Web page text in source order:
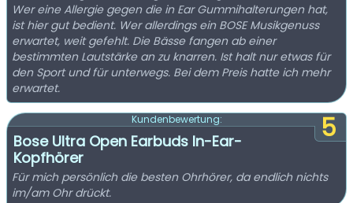
Wer eine Allergie gegen die in Ear Gummihalterungen hat,
ist hier gut bedient. Wer allerdings ein BOSE Musikgenuss
erwartet, weit gefehlt. Die Bässe fangen ab einer
bestimmten Lautstärke an zu knarren. Ist halt nur etwas für
den Sport und für unterwegs. Bei dem Preis hatte ich mehr
erwartet.
5
Kundenbewertung:
Bose Ultra Open Earbuds In-Ear-
Kopfhörer
Für mich persönlich die besten Ohrhörer, da endlich nichts
im/am Ohr drückt.